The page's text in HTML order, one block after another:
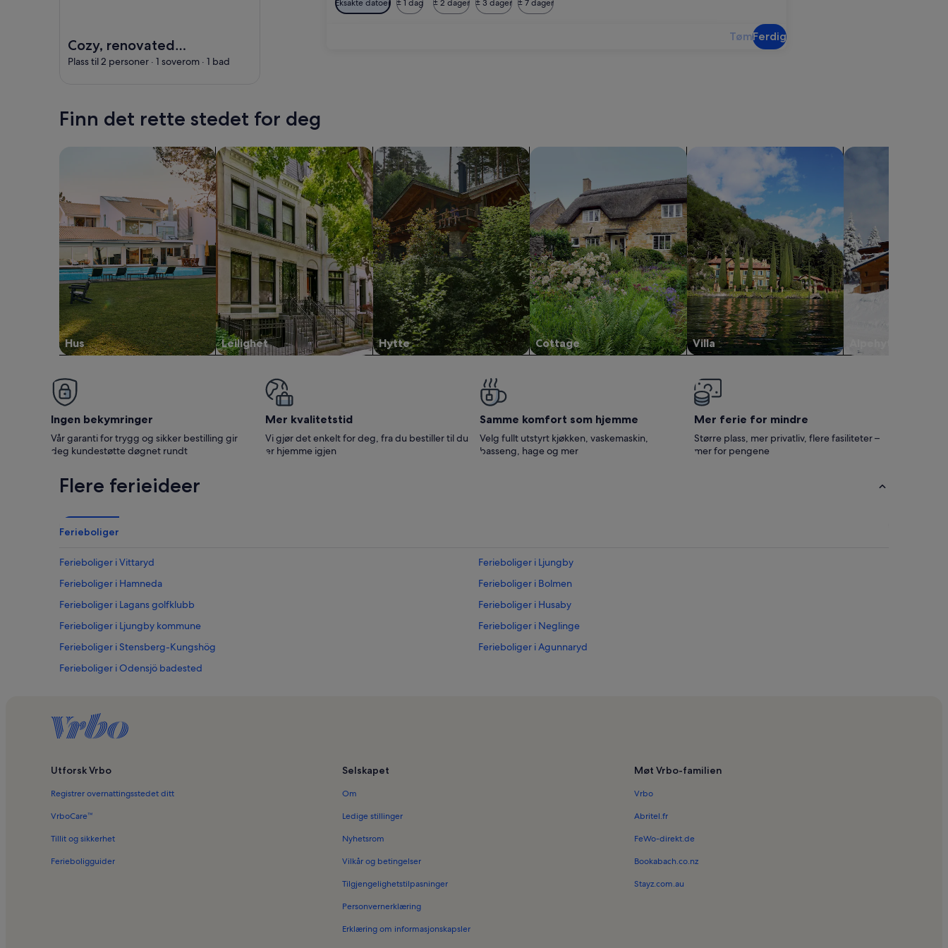
Eksakte datoer ± 1 dag ± 2 dager ± 3 dager ± 7 dager
TømFerdig
Cozy, renovated
barn near the lake,
Plass til 2 personer · 1 soverom · 1 bad
Finn det rette stedet for deg
Hus Leilighet
Søk etter leiligheter
Hytte
søk etter hytter
Cottage
søk etter cottages
Villa
søk etter villaer søk etter alpehytter
Ingen bekymringer
Vår garanti for trygg og sikker bestilling gir
deg kundestøtte døgnet rundt
Mer kvalitetstid
Vi gjør det enkelt for deg, fra du bestiller til du
er hjemme igjen
Samme komfort som hjemme
Velg fullt utstyrt kjøkken, vaskemaskin,
basseng, hage og mer
Mer ferie for mindre
Større plass, mer privatliv, flere fasiliteter –
mer for pengene
Flere ferieideer
Ferieboliger
Ferieboliger i Vittaryd
Ferieboliger i Ljungby
Ferieboliger i Hamneda
Ferieboliger i Bolmen
Ferieboliger i Lagans golfklubb
Ferieboliger i Husaby
Ferieboliger i Ljungby kommune
Ferieboliger i Neglinge
Ferieboliger i Stensberg-Kungshög
Ferieboliger i Agunnaryd
Ferieboliger i Odensjö badested
Utforsk Vrbo
Registrer overnattingsstedet ditt
VrboCare™
Tillit og sikkerhet
Ferieboligguider
Selskapet
Om
Ledige stillinger
Nyhetsrom
Vilkår og betingelser
Tilgjengelighetstilpasninger
Personvernerklæring
Erklæring om informasjonskapsler
Møt Vrbo-familien
Vrbo
Abritel.fr
FeWo-direkt.de
Bookabach.co.nz
Stayz.com.au